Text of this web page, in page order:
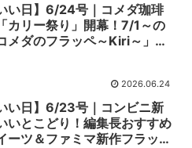
いい日】6/24号｜コメダ珈琲
カリー祭り」開幕！7/1～の
メダのフラッペ～Kiri～」も
2026.06.24
いい日】6/23号｜コンビニ新
いとこどり！編集長おすすめ
ーツ＆ファミマ新作フラッペ